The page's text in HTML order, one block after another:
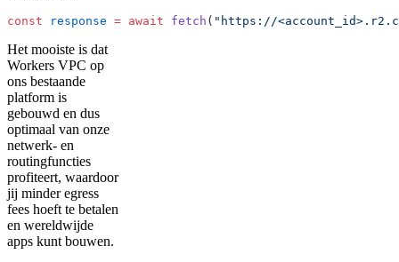
const response = await fetch ( "https://
Het mooiste is dat
Workers VPC op
ons bestaande
platform is
gebouwd en dus
optimaal van onze
netwerk- en
routingfuncties
profiteert, waardoor
jij minder egress
fees hoeft te betalen
en wereldwijde
apps kunt bouwen.